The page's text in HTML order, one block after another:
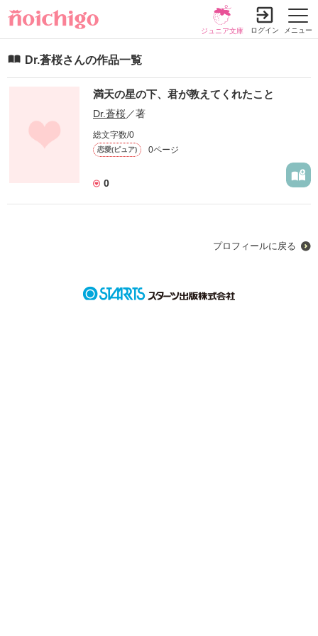
メニュー
ジュニア文庫 ログイン
Dr.蒼桜さんの作品一覧
満天の星の下、君が教えてくれたこと
Dr.蒼桜／著
総文字数/0
恋愛(ピュア) 0ページ
0
プロフィールに戻る